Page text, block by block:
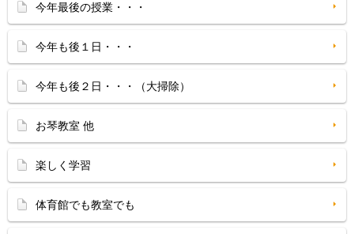
今年最後の授業・・・
今年も後１日・・・
今年も後２日・・・（大掃除）
お琴教室 他
楽しく学習
体育館でも教室でも